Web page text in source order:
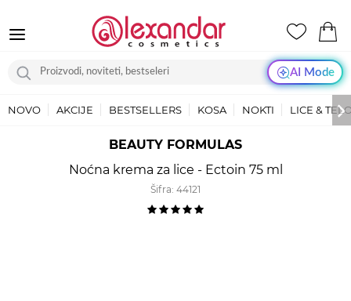
AI Mode
NOVO AKCIJE BESTSELLERS KOSA NOKTI LICE &
BEAUTY FORMULAS
Noćna krema za lice - Ectoin 75 ml
Šifra: 44121